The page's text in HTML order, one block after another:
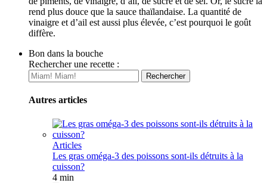
rend plus douce que la sauce thaïlandaise. La quantité de
vinaigre et d’ail est aussi plus élevée, c’est pourquoi le goût
diffère.
Bon dans la bouche
Rechercher une recette :
Autres articles
Articles
Les gras oméga-3 des poissons sont-ils détruits à la
cuisson?
4 min